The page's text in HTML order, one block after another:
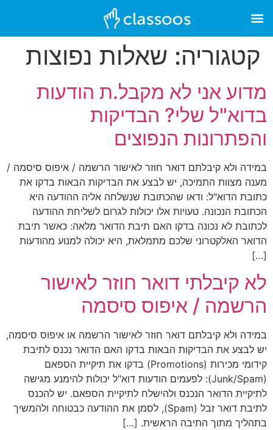
קטגוריה: שאלות נפוצות
מדוע אני לא מקבל.ת הודעות
בדוא"ל שלי? הבדיקות
והפתרונות הנפוצים
במידה ולא קיבלתם דואר חוזר לאישור הרשמה / איפוס סיסמה /
מענה מצוות התמיכה, יש לבצע את הבדיקות הבאות בדקו את
כתובת הדוא"ל: ודאו שהכתובת שנשלחה אליה ההודעה היא
הכתובת הנכונה. טעויות אלו יכולות לגרום לשליחת ההודעה
לכתובת לא נכונה בדקו האם תיבת הדואר מלאה: כאשר תיבת
הדואר האלקטרוני שלכם מתמלאת, היא יכולה למנוע מהודעות
[…]
לא קיבלתי דואר חוזר לאישור
הרשמה / איפוס סיסמה
במידה ולא קיבלתם דואר חוזר לאישור הרשמה או איפוס סיסמה,
יש לבצע את הבדיקות הבאות בדקו האם הדואר נכנס לתיבת
קידומי מכירות (Promotions) בדקו את תיקיית הספאם
(Junk/Spam): לפעמים הודעות דוא"ל יכולות להימנע מגישה
לתיקיית הדואר הנכנס ולהישלח לתיקיית הספאם. יש להכנס
לתיבת דואר זבל (Spam), לסמן את ההודעה כבטוחה ולהמשיך
בתהליך מתוך התיבה הראשית. […]